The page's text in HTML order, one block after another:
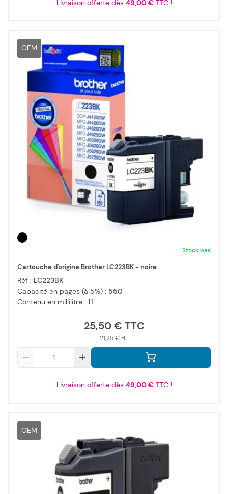
Livraison offerte dès 49,00 €TTC !
OEM
Stock bas
Cartouche d'origine Brother LC223BK - noire
Réf : LC223BK
Capacité en pages (à 5%) : 550
Contenu en millilitre : 11
25,50 €
21,25 €
Livraison offerte dès 49,00 €TTC !
OEM